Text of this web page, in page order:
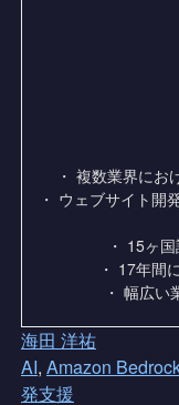
・ 複数業界に
・ ウェブサイト開
・ 15ヶ
・ 17年間
・ 幅広
海田 洋祐
AI, Amazon
発支援